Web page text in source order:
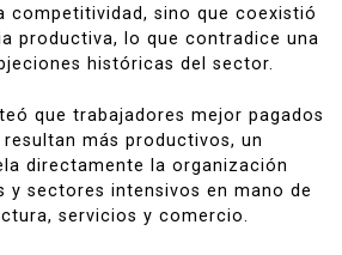
competitividad, sino que coexistió
productiva, lo que contradice una
históricas del sector.
que trabajadores mejor pagados
más productivos, un
directamente la organización
y sectores intensivos en mano de
servicios y comercio.